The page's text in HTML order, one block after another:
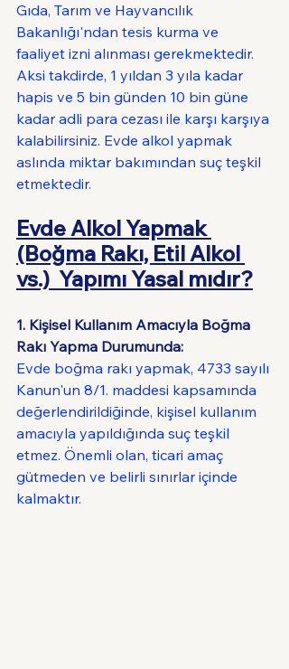
Gıda, Tarım ve Hayvancılık
Bakanlığı'ndan tesis kurma ve
faaliyet izni alınması gerekmektedir.
Aksi takdirde, 1 yıldan 3 yıla kadar
hapis ve 5 bin günden 10 bin güne
kadar adli para cezası ile karşı karşıya
kalabilirsiniz. Evde alkol yapmak
aslında miktar bakımından suç teşkil
etmektedir.
Evde Alkol Yapmak
(Boğma Rakı, Etil Alkol
vs.)  Yapımı Yasal mıdır?
1. Kişisel Kullanım Amacıyla Boğma
Rakı Yapma Durumunda:
Evde boğma rakı yapmak, 4733 sayılı
Kanun'un 8/1. maddesi kapsamında
değerlendirildiğinde, kişisel kullanım
amacıyla yapıldığında suç teşkil
etmez. Önemli olan, ticari amaç
gütmeden ve belirli sınırlar içinde
kalmaktır.